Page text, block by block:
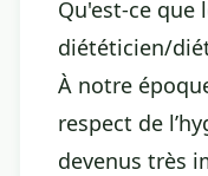
Qu'est-ce que
diététicien/
À notre
respect de
devenus très